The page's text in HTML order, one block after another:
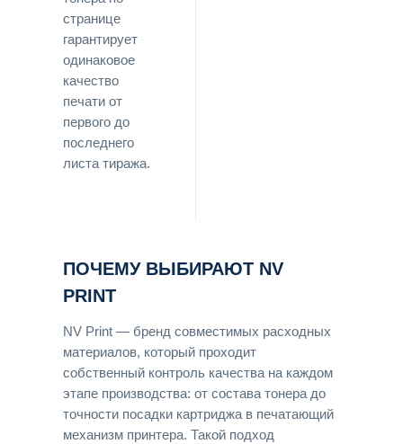
странице
гарантирует
одинаковое
качество
печати от
первого до
последнего
листа тиража.
ПОЧЕМУ ВЫБИРАЮТ NV
PRINT
NV Print — бренд совместимых расходных
материалов, который проходит
собственный контроль качества на каждом
этапе производства: от состава тонера до
точности посадки картриджа в печатающий
механизм принтера. Такой подход